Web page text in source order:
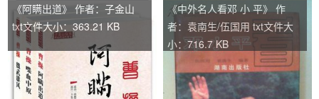
《阿瞒出道》 作者：子金山
txt文件大小：363.21 KB
《中外名人看邓 小 平》 作
者：袁南生/伍国用 txt文件大
小：716.7 KB